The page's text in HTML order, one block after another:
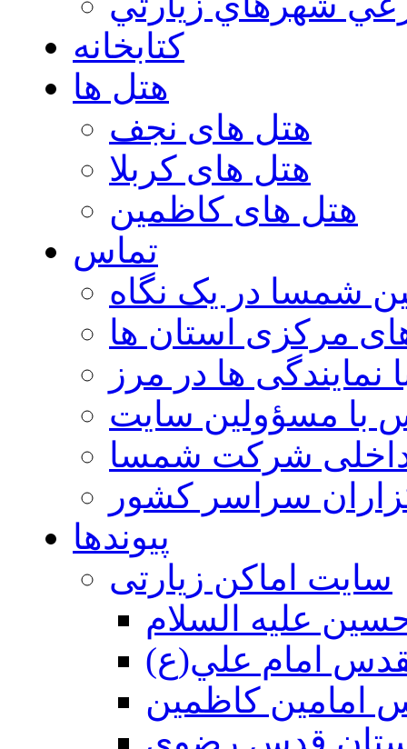
کتابخانه
هتل ها
هتل های نجف
هتل های کربلا
هتل های کاظمین
تماس
شمسا در یک نگاه
مرکزی استان ها
نمایندگی ها در مرز
با مسؤولین سایت
شرکت شمسا
سراسر کشور
پیوندها
سایت اماکن زیارتی
عليه السلام
امام علي(ع)
امامين كاظمين
قدس رضوي